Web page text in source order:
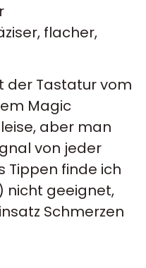
flacher,
der Tastatur vom
Magic
aber man
von jeder
Tippen finde ich
nicht geeignet,
Schmerzen